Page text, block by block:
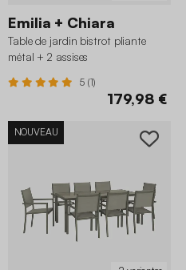
Emilia + Chiara
Table de jardin bistrot pliante
métal + 2 assises
5 (1)
179,98 €
NOUVEAU